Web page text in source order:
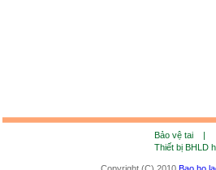
Bảo vệ tai |
Thiết bị BHLD